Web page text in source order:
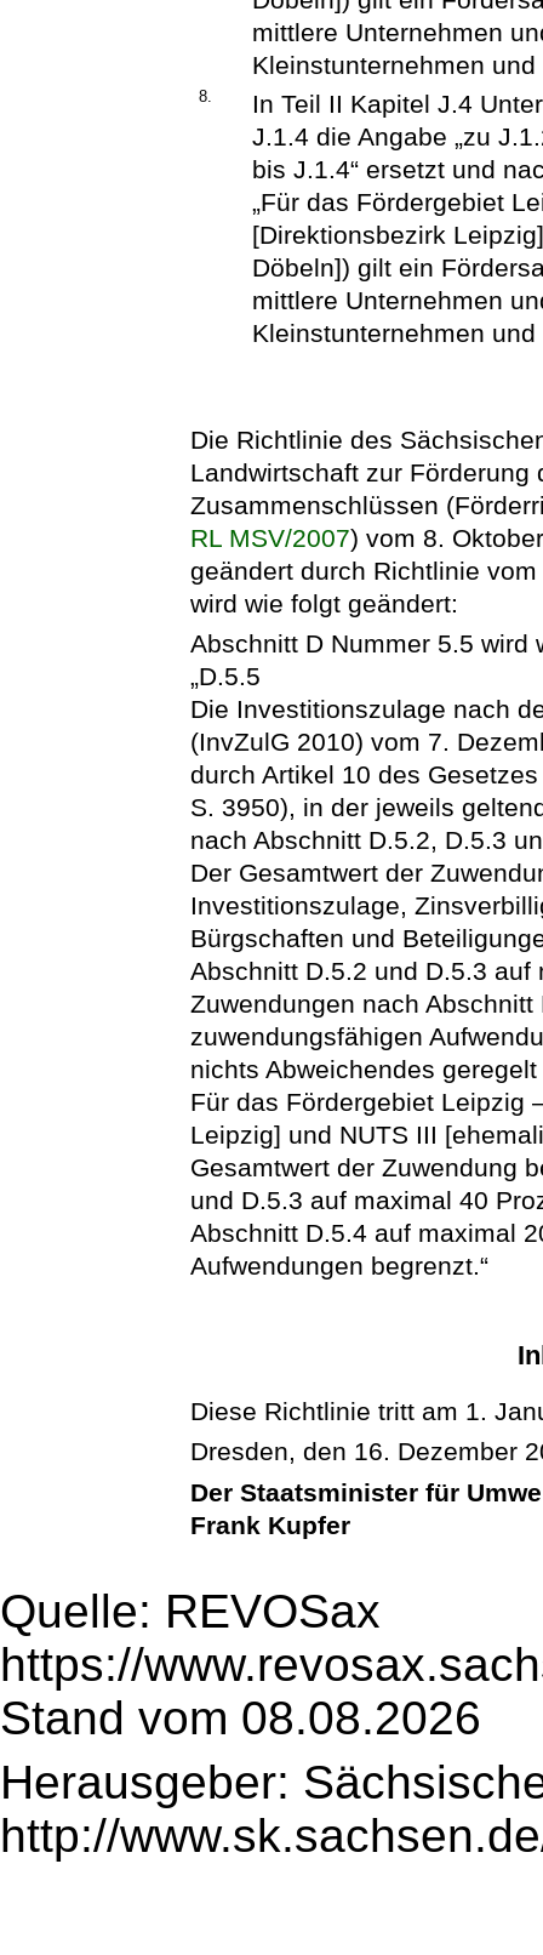
mittlere Unternehmen
Kleinstunternehmen
8.
In Teil II Kapitel J.4
J.1.4 die Angabe „zu
bis J.1.4“ ersetzt und
„Für das Fördergebiet
[Direktionsbezirk
Döbeln]) gilt ein
mittlere Unternehmen
Kleinstunternehmen
Die Richtlinie des
Landwirtschaft zur
Zusammenschlüssen
RL MSV/2007) vom 8.
geändert durch Richtlinie
wird wie folgt geändert:
Abschnitt D Nummer 5.5 wird
„D.5.5
Die Investitionszulage nach
(InvZulG 2010) vom 7.
durch Artikel 10 des
S. 3950), in der jeweils
nach Abschnitt D.5.2, D.5.3
Der Gesamtwert der
Investitionszulage,
Bürgschaften und
Abschnitt D.5.2 und D.5.3
Zuwendungen nach
zuwendungsfähigen
nichts Abweichendes
Für das Fördergebiet Leipzig
Leipzig] und NUTS III
Gesamtwert der Zuwendung
und D.5.3 auf maximal 40
Abschnitt D.5.4 auf maximal
Aufwendungen begrenzt.“
Diese Richtlinie tritt am 1.
Dresden, den 16. Dezember
Der Staatsminister für
Frank Kupfer
Quelle: REVOSax
https://
Stand vom 08.08.2026
Herausgeber:
http://